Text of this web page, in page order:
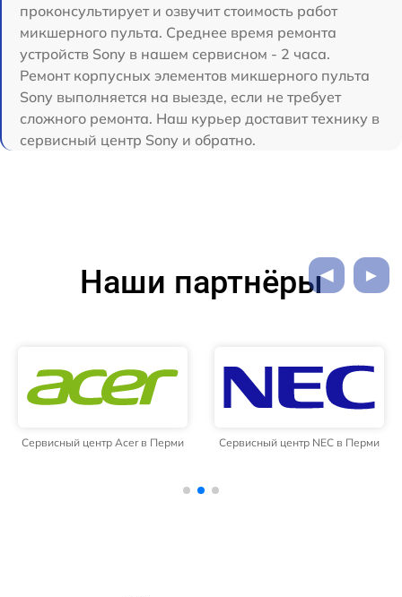
проконсультирует и озвучит стоимость работ
микшерного пульта. Среднее время ремонта
устройств Sony в нашем сервисном - 2 часа.
Ремонт корпусных элементов микшерного пульта
Sony выполняется на выезде, если не требует
сложного ремонта. Наш курьер доставит технику в
сервисный центр Sony и обратно.
Наши партнёры
Сервисный центр Acer в Перми Сервисный центр NEC в Перми